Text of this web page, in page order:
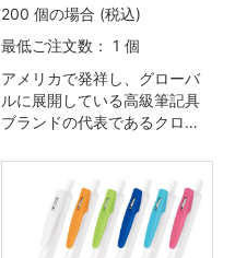
200 個の場合 (税込)
最低ご注文数： 1 個
アメリカで発祥し、グローバ
ルに展開している高級筆記具
ブランドの代表であるクロ
記念して発売された当時から
変わらぬシルエットのクラシ
ックセンチュリー。